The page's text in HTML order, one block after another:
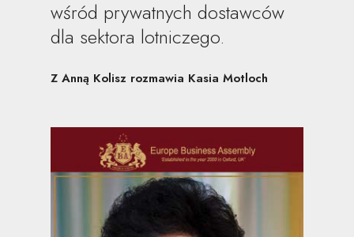
wśród prywatnych dostawców
dla sektora lotniczego.
Z Anną Kolisz rozmawia Kasia Motloch